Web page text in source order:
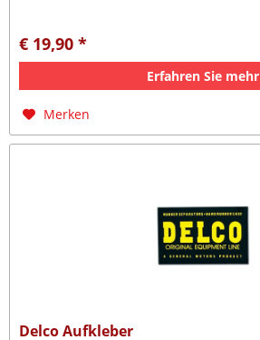
€ 19,90 *
Erfahren Sie mehr
Merken
Delco Aufkleber